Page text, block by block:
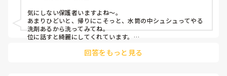
お母さんに、「これすごいカビてるから、どうにかしたほう
がいいよ？」って職員が伝えて、新しい水筒になってまし
た。
(洗ってしまうとカビ菌がキッチンに移るよね〜🥲ってなっ
気にしない保護者いますよね〜。
あまりひどいと、帰りにこそっと、水筒の中シュシュってやる
洗剤あるから洗ってみてね。
位に話すと綺麗にしてくれています。
回答をもっと見る